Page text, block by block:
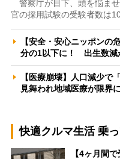
警察庁が目下、頭を悩ま
官の採用試験の受験者数は
【安全・安心ニッポンの
分の1以下に！ 出生数
【医療崩壊】人口減少で
見舞われ地域医療が限
快適クルマ生活 乗
【4ヶ月間